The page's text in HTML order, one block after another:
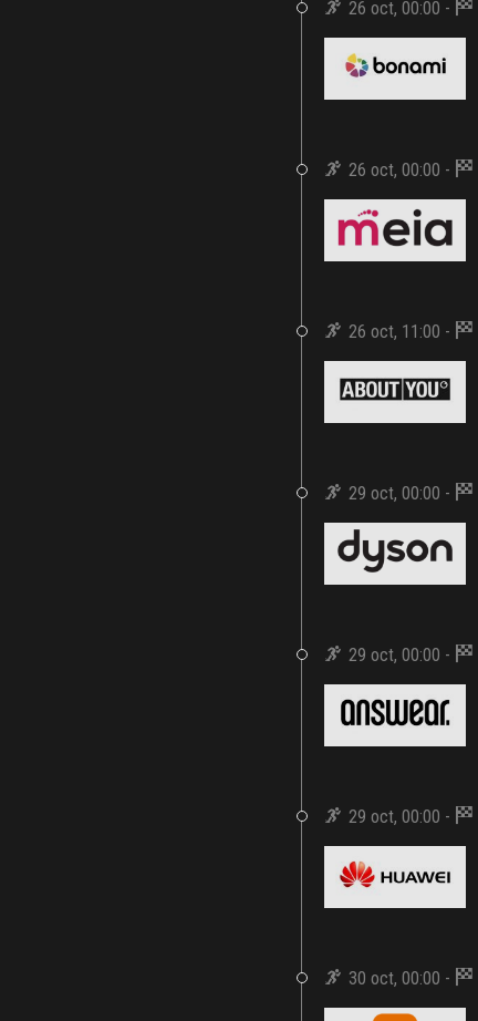
26 oct, 00:00 -
26 oct, 00:00 -
26 oct, 11:00 -
29 oct, 00:00 -
29 oct, 00:00 -
29 oct, 00:00 -
30 oct, 00:00 -